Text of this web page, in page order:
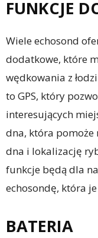
FUNKCJE
Wiele echosond
dodatkowe, które
wędkowania z
to GPS, który
interesujących
dna, która
dna i lokalizację
funkcje będą dla
echosondę, która
BATERIA